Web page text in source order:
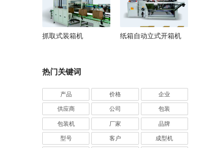
抓取式装箱机 纸箱自动立式开箱机
热门关键词
产品 价格 企业
供应商 公司 包装
包装机 厂家 品牌
型号 客户 成型机